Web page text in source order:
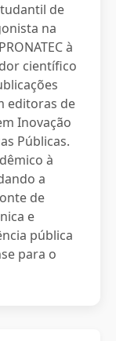
de
na
à
científico
editoras de
Inovação
Públicas.
à
a
de
e
pública
para o